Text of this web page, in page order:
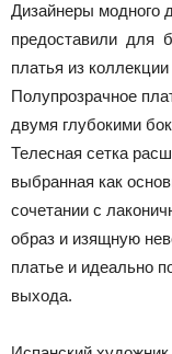
Дизайнеры модного
предоставили для
платья из
Полупрозрачное
двумя глубокими
Телесная сетка
выбранная как
сочетании с
образ и изящную
платье и идеально
выхода.